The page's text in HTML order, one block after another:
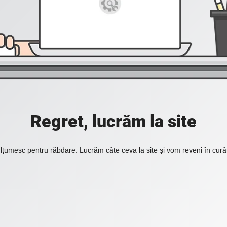
Regret, lucrăm la site
pentru răbdare. Lucrăm câte ceva la site și vom reveni în